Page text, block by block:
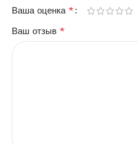
Ваша оценка *
Ваш отзыв *